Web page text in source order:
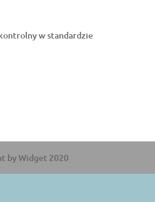
w standardzie
by Widget 2020